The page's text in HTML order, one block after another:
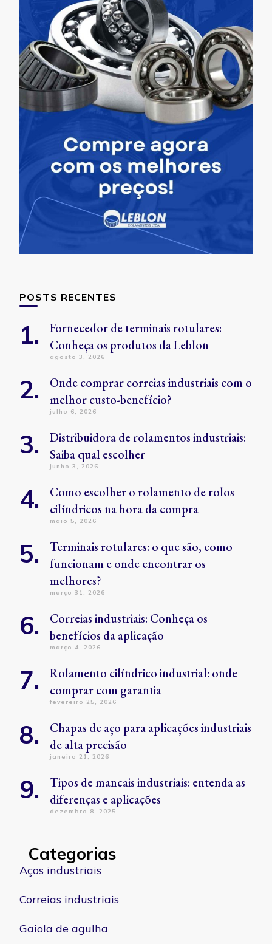
POSTS RECENTES
Fornecedor de terminais rotulares:
Conheça os produtos da Leblon
agosto 3, 2026
Onde comprar correias industriais com o
melhor custo-benefício?
julho 6, 2026
Distribuidora de rolamentos industriais:
Saiba qual escolher
junho 3, 2026
Como escolher o rolamento de rolos
cilíndricos na hora da compra
maio 5, 2026
Terminais rotulares: o que são, como
funcionam e onde encontrar os
melhores?
março 31, 2026
Correias industriais: Conheça os
benefícios da aplicação
março 4, 2026
Rolamento cilíndrico industrial: onde
comprar com garantia
fevereiro 25, 2026
Chapas de aço para aplicações industriais
de alta precisão
janeiro 21, 2026
Tipos de mancais industriais: entenda as
diferenças e aplicações
dezembro 8, 2025
Categorias
Aços industriais
Correias industriais
Gaiola de agulha